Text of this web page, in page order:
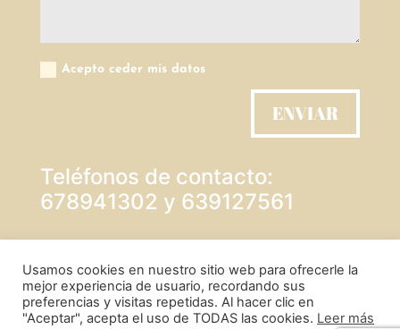
Acepto ceder mis datos
ENVIAR
Teléfonos de contacto:
678941302 y 639127561
PROTECCIÓN DE DATOS
POLÍTICA DE COOKIES
Usamos cookies en nuestro sitio web para ofrecerle la
mejor experiencia de usuario, recordando sus
preferencias y visitas repetidas. Al hacer clic en
"Aceptar", acepta el uso de TODAS las cookies. Leer más